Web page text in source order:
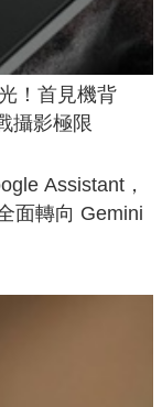
！首見機背
攝影極限
Assistant，
面轉向 Gemini